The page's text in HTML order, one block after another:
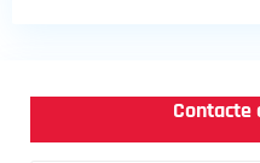
Contacte